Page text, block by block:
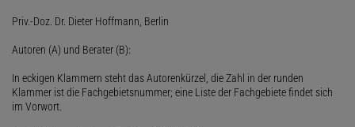
Priv.-Doz. Dr. Dieter Hoffmann, Berlin
Autoren (A) und Berater (B):
In eckigen Klammern steht das Autorenkürzel, die Zahl in der runden
Klammer ist die Fachgebietsnummer; eine Liste der Fachgebiete findet sich
im Vorwort.